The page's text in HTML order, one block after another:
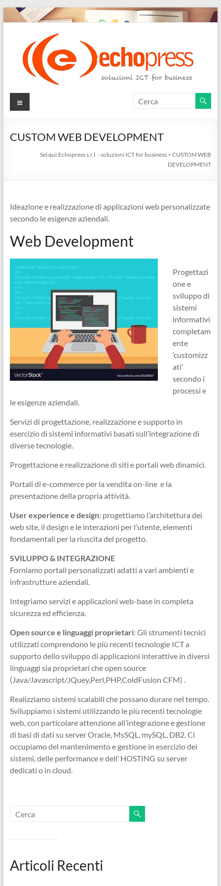
Salta
al
Echopress
–
soluzioni
business
per
Menu
CUSTOM WEB DEVELOPMENT
Sei qui:Echopress s.r.l. - soluzioni ICT for business >CUSTOM WEB
DEVELOPMENT
Ideazione e realizzazione di applicazioni web personalizzate
secondo le esigenze aziendali.
Web Development
Progettazi
one e
sviluppo di
sistemi
informativi
completam
ente
‘customizz
ati’
secondo i
processi e
le esigenze aziendali.
Servizi di progettazione, realizzazione e supporto in
esercizio di sistemi informativi basati sull’integrazione di
diverse tecnologie.
Progettazione e realizzazione di siti e portali web dinamici.
Portali di e-commerce per la vendita on-line e la
presentazione della propria attività.
User experience e design: progettiamo l’architettura dei
web site, il design e le interazioni per l’utente, elementi
fondamentali per la riuscita del progetto.
SVILUPPO & INTEGRAZIONE
Forniamo portali personalizzati adatti a vari ambienti e
infrastrutture aziendali.
Integriamo servizi e applicazioni web-base in completa
sicurezza ed efficienza.
Open source e linguaggi proprietari: Gli strumenti tecnici
utilizzati comprendono le più recenti tecnologie ICT a
supporto dello sviluppo di applicazioni interattive in diversi
linguaggi sia proprietari che open source
(Java/Javascript/JQuey,Perl,PHP,ColdFusion CFM) .
Realizziamo sistemi scalabili che possano durare nel tempo.
Sviluppiamo i sistemi utilizzando le più recenti tecnologie
web, con particolare attenzione all’integrazione e gestione
di basi di dati su server Oracle, MsSQL, mySQL, DB2. Ci
occupiamo del mantenimento e gestione in esercizio dei
sistemi, delle performance e dell’ HOSTING su server
dedicati o in cloud.
Articoli Recenti